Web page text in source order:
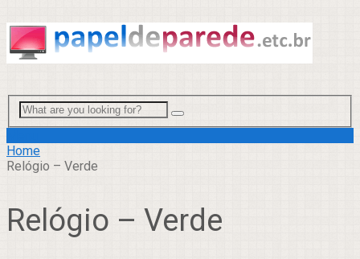
Home
Relógio – Verde
Relógio – Verde